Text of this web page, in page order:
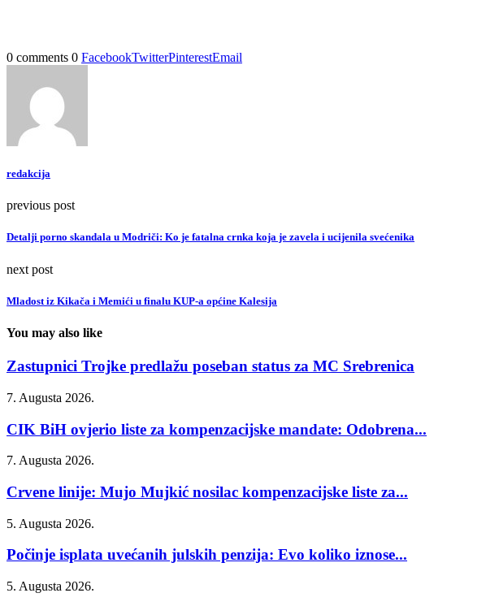
0 comments 0 FacebookTwitterPinterestEmail
redakcija
previous post
Detalji porno skandala u Modriči: Ko je fatalna crnka koja je zavela i ucijenila svećenika
next post
Mladost iz Kikača i Memići u finalu KUP-a općine Kalesija
You may also like
Zastupnici Trojke predlažu poseban status za MC Srebrenica
7. Augusta 2026.
CIK BiH ovjerio liste za kompenzacijske mandate: Odobrena...
7. Augusta 2026.
Crvene linije: Mujo Mujkić nosilac kompenzacijske liste za...
5. Augusta 2026.
Počinje isplata uvećanih julskih penzija: Evo koliko iznose...
5. Augusta 2026.